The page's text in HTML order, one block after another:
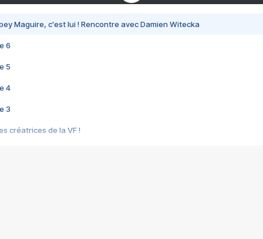
Maguire, c'est lui ! Rencontre avec Damien Witecka
6
5
4
3
créatrices de la VF !